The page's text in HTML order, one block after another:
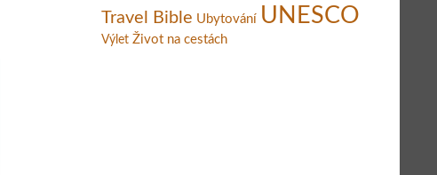
Travel Bible Ubytování UNESCO
Výlet Život na cestách